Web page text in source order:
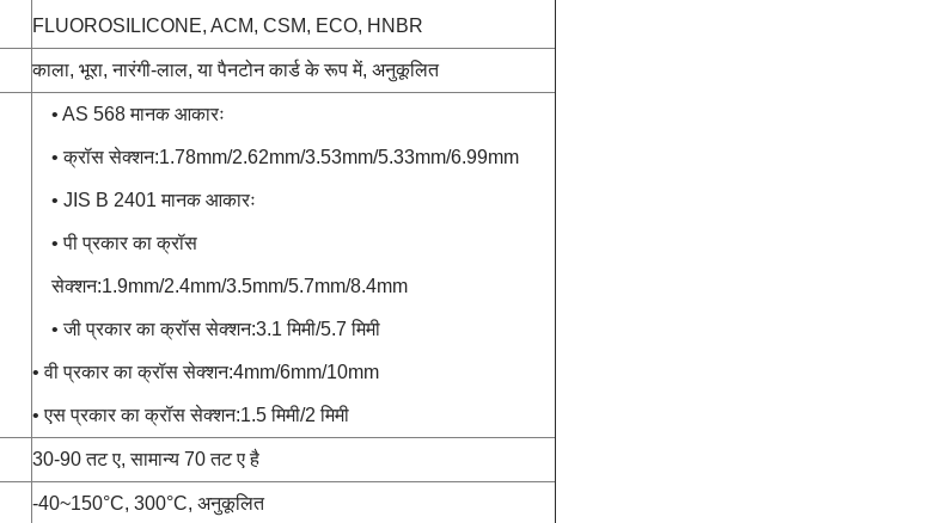
FLUOROSILICONE, ACM, CSM, ECO, HNBR
काला, भूरा, नारंगी-लाल, या पैनटोन कार्ड के रूप में, अनुकूलित
• AS 568 मानक आकारः
• क्रॉस सेक्शन:1.78mm/2.62mm/3.53mm/5.33mm/6.99mm
• JIS B 2401 मानक आकारः
• पी प्रकार का क्रॉस
सेक्शन:1.9mm/2.4mm/3.5mm/5.7mm/8.4mm
• जी प्रकार का क्रॉस सेक्शन:3.1 मिमी/5.7 मिमी
• वी प्रकार का क्रॉस सेक्शन:4mm/6mm/10mm
• एस प्रकार का क्रॉस सेक्शन:1.5 मिमी/2 मिमी
30-90 तट ए, सामान्य 70 तट ए है
-40~150°C, 300°C, अनुकूलित